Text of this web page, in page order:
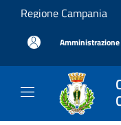
Salta al contenuto
Regione Campania